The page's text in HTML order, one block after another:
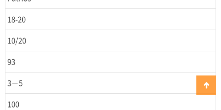
18-20
10/20
93
3－5
100